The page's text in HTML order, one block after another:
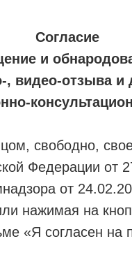
Согласие
и
видео-отзыва и
свободно,
Федерации
от
нажимая на
«Я согласен на